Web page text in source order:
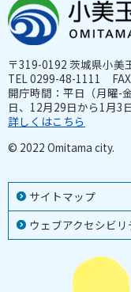
サイトマップ
ウェブアクセシビリ
〒319-0192 茨城県小美
TEL 0299-48-1111
開庁時間：平日（月曜-
日、12月29日から1月3
詳しくはこちら
© 2022 Omitama city.